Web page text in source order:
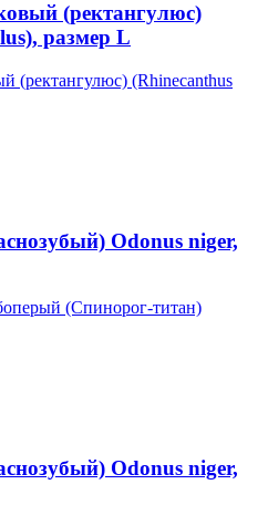
(ректангулюс)
размер L
Odonus niger,
Odonus niger,